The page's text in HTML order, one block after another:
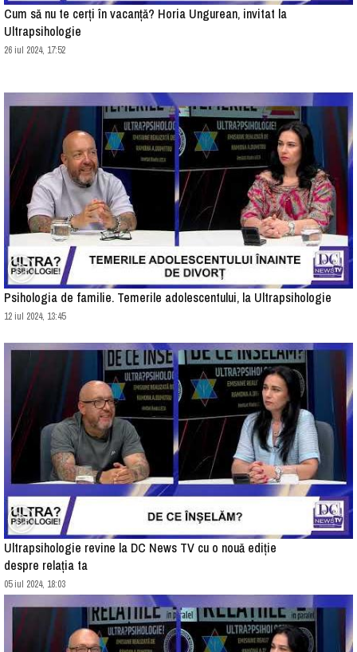
Cum să nu te cerți în vacanță? Horia Ungurean, invitat la
Ultrapsihologie
26 iul 2024, 17:52
Psihologia de familie. Temerile adolescentului, la Ultrapsihologie
12 iul 2024, 13:45
Ultrapsihologie revine la DC News TV cu o nouă ediție
despre relația ta
05 iul 2024, 18:03